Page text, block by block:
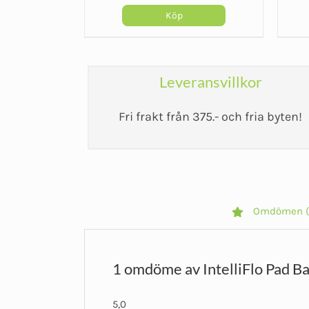
Köp
Leveransvillkor
Fri frakt från 375.- och fria byten!
Omdömen
1 omdöme av IntelliFlo Pad
5,0